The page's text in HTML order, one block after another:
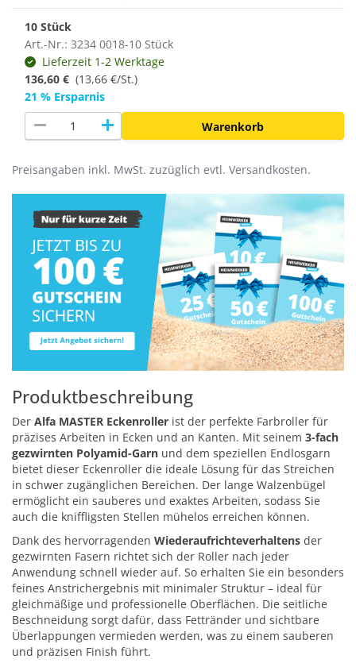
10 Stück
Art.-Nr.: 3234 0018-10 Stück
Lieferzeit 1-2 Werktage
136,60 € (13,66 €/St.)
21 % Ersparnis
remove add Warenkorb
Preisangaben inkl. MwSt. zuzüglich evtl. Versandkosten.
Produktbeschreibung
Der Alfa MASTER Eckenroller ist der perfekte Farbroller für
präzises Arbeiten in Ecken und an Kanten. Mit seinem 3-fach
gezwirnten Polyamid-Garn und dem speziellen Endlosgarn
bietet dieser Eckenroller die ideale Lösung für das Streichen
in schwer zugänglichen Bereichen. Der lange Walzenbügel
ermöglicht ein sauberes und exaktes Arbeiten, sodass Sie
auch die kniffligsten Stellen mühelos erreichen können.
Dank des hervorragenden Wiederaufrichteverhaltens der
gezwirnten Fasern richtet sich der Roller nach jeder
Anwendung schnell wieder auf. So erhalten Sie ein besonders
feines Anstrichergebnis mit minimaler Struktur – ideal für
gleichmäßige und professionelle Oberflächen. Die seitliche
Beschneidung sorgt dafür, dass Fettränder und sichtbare
Überlappungen vermieden werden, was zu einem sauberen
und präzisen Finish führt.